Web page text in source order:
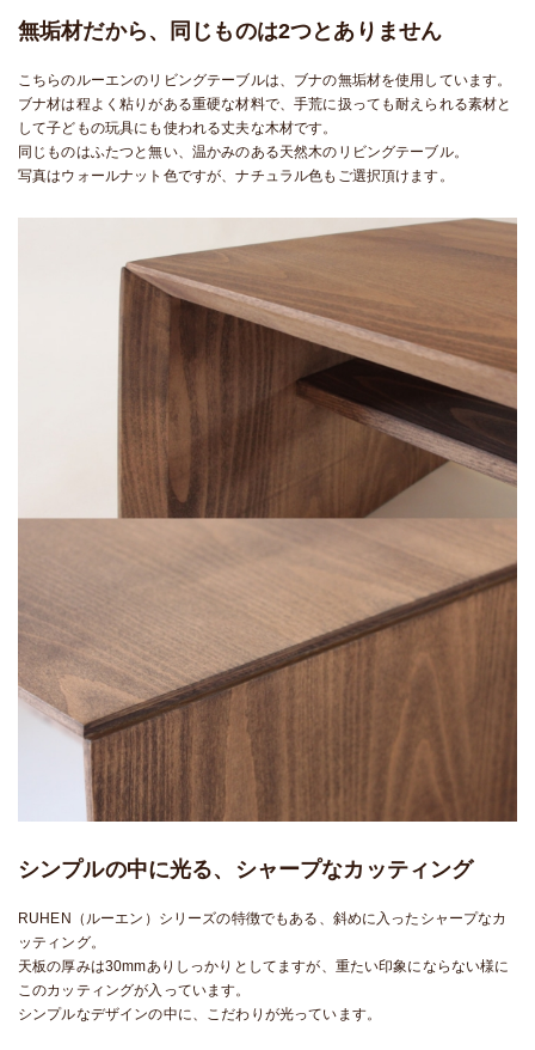
無垢材だから、同じものは2つとありません
こちらのルーエンのリビングテーブルは、ブナの無垢材を使用しています。
ブナ材は程よく粘りがある重硬な材料で、手荒に扱っても耐えられる素材と
して子どもの玩具にも使われる丈夫な木材です。
同じものはふたつと無い、温かみのある天然木のリビングテーブル。
写真はウォールナット色ですが、ナチュラル色もご選択頂けます。
シンプルの中に光る、シャープなカッティング
RUHEN（ルーエン）シリーズの特徴でもある、斜めに入ったシャープなカ
ッティング。
天板の厚みは30mmありしっかりとしてますが、重たい印象にならない様に
このカッティングが入っています。
シンプルなデザインの中に、こだわりが光っています。